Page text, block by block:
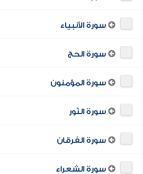
سورة الأنبياء
سورة الحج
سورة المؤمنون
سورة النّور
سورة الفرقان
سورة الشعراء